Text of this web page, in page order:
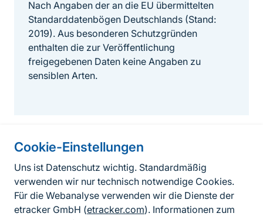
Cookie-Einstellungen
Uns ist Datenschutz wichtig. Standardmäßig
verwenden wir nur technisch notwendige Cookies.
Für die Webanalyse verwenden wir die Dienste der
etracker GmbH (etracker.com). Informationen zum
Nach Angaben der an die EU übermittelten
Standarddatenbögen Deutschlands (Stand:
2019). Aus besonderen Schutzgründen
enthalten die zur Veröffentlichung
freigegebenen Daten keine Angaben zu
sensiblen Arten.
Informationen zur Seite
FußzeileKontakt zum BfN
Kontaktformular